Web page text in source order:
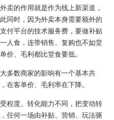
卖的作用就是作为线上新渠道，
同时，因为外卖本身需要额外的
付平台的技术服务费，要做补贴
人食，连带销售、复购也不如堂
价、毛利都比堂食要低。
多数商家的影响有一个基本共
在客单价、毛利率在下降。
程度、转化能力不同，把变动转
任何一场由补贴、营销、玩法驱